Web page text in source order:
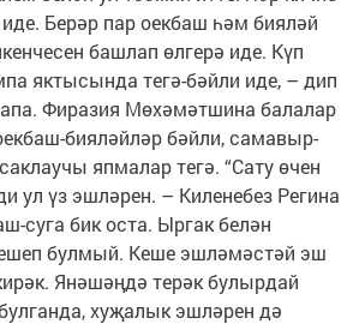
Берәр пар оекбаш һәм бияләй
башлап өлгерә иде. Күп
яктысында тегә-бәйли иде, – дип
Фиразия Мөхәмәтшина балалар
бияләйләр бәйли, самавыр-
япмалар тегә. “Сату өчен
ул үз эшләрен. – Киленебез Регина
суга бик оста. Ыргак белән
булмый. Кеше эшләмәстәй эш
Янәшәңдә терәк булырдай
хуҗалык эшләрен дә